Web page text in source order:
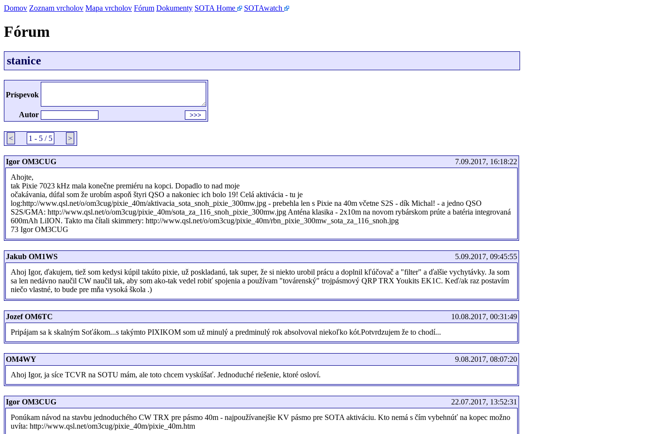
Domov Zoznam vrcholov Mapa vrcholov Fórum Dokumenty SOTA Home SOTAwatch
Fórum
stanice
Príspevok
Autor
< 1 - 5 / 5 >
Igor OM3CUG
7.09.2017, 16:18:22
Ahojte,
tak Pixie 7023 kHz mala konečne premiéru na kopci. Dopadlo to nad moje
očakávania, dúfal som že urobím aspoň štyri QSO a nakoniec ich bolo 19! Celá aktivácia - tu je
log:http://www.qsl.net/o/om3cug/pixie_40m/aktivacia_sota_snoh_pixie_300mw.jpg - prebehla len s Pixie na 40m včetne S2S - dík Michal! - a jedno QSO
S2S/GMA: http://www.qsl.net/o/om3cug/pixie_40m/sota_za_116_snoh_pixie_300mw.jpg Anténa klasika - 2x10m na novom rybárskom prúte a batéria integrovaná
600mAh LiION. Takto ma čítali skimmery: http://www.qsl.net/o/om3cug/pixie_40m/rbn_pixie_300mw_sota_za_116_snoh.jpg
73 Igor OM3CUG
Jakub OM1WS
5.09.2017, 09:45:55
Ahoj Igor, ďakujem, tiež som kedysi kúpil takúto pixie, už poskladanú, tak super, že si niekto urobil prácu a doplnil kľúčovač a "filter" a ďalšie vychytávky. Ja som
sa len nedávno naučil CW naučil tak, aby som ako-tak vedel robiť spojenia a používam "továrenský" trojpásmový QRP TRX Youkits EK1C. Keď/ak raz postavím
niečo vlastné, to bude pre mňa vysoká škola .)
Jozef OM6TC
10.08.2017, 00:31:49
Pripájam sa k skalným Soťákom...s takýmto PIXIKOM som už minulý a predminulý rok absolvoval niekoľko kót.Potvrdzujem že to chodí...
OM4WY
9.08.2017, 08:07:20
Ahoj Igor, ja síce TCVR na SOTU mám, ale toto chcem vyskúšať. Jednoduché riešenie, ktoré osloví.
Igor OM3CUG
22.07.2017, 13:52:31
Ponúkam návod na stavbu jednoduchého CW TRX pre pásmo 40m - najpoužívanejšie KV pásmo pre SOTA aktiváciu. Kto nemá s čím vybehnúť na kopec možno
uvíta: http://www.qsl.net/om3cug/pixie_40m/pixie_40m.htm